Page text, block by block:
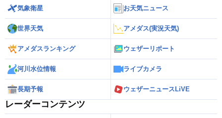
気象衛星 お天気ニュース
世界天気 アメダス(実況天気)
アメダスランキング ウェザーリポート
河川水位情報 ライブカメラ
長期予報 ウェザーニュースLiVE
レーダーコンテンツ